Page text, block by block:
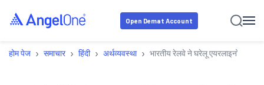
Open Demat Account
होम पेज › समाचार › हिंदी › अर्थव्यवस्था › भारतीय रेलवे ने घरेलू एयरलाइनों के साथ